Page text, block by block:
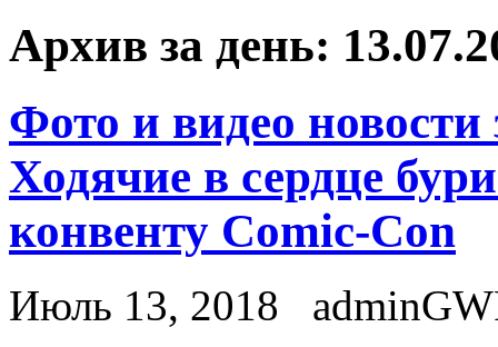
Архив за день:
Фото и видео
Ходячие в сердце
конвенту Comic-Con
Июль 13, 2018